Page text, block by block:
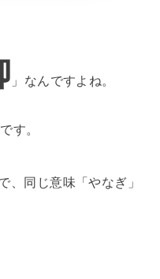
」なんですよね。
す。
、同じ意味「やなぎ」